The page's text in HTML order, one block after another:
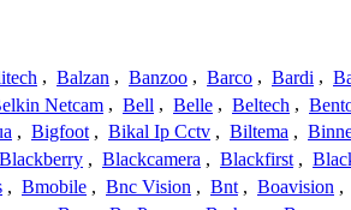
, Balzan , Banzoo , Barco , Bardi ,
Netcam , Bell , Belle , Beltech ,
, Bigfoot , Bikal Ip Cctv , Biltema ,
Blackberry , Blackcamera , Blackfirst ,
, Bmobile , Bnc Vision , Bnt , Boavision ,